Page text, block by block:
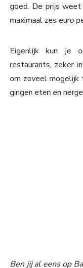
goed. De prijs
maximaal zes euro
Eigenlijk kun je
restaurants, zeker
om zoveel mogelijk
gingen eten en
Ben jij al eens op